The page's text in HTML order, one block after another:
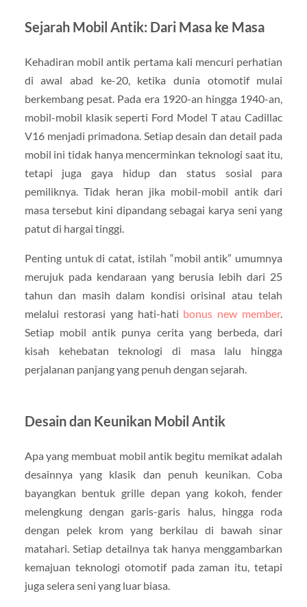
Sejarah Mobil Antik: Dari Masa ke Masa
Kehadiran mobil antik pertama kali mencuri perhatian
di awal abad ke-20, ketika dunia otomotif mulai
berkembang pesat. Pada era 1920-an hingga 1940-an,
mobil-mobil klasik seperti Ford Model T atau Cadillac
V16 menjadi primadona. Setiap desain dan detail pada
mobil ini tidak hanya mencerminkan teknologi saat itu,
tetapi juga gaya hidup dan status sosial para
pemiliknya. Tidak heran jika mobil-mobil antik dari
masa tersebut kini dipandang sebagai karya seni yang
patut di hargai tinggi.
Penting untuk di catat, istilah “mobil antik” umumnya
merujuk pada kendaraan yang berusia lebih dari 25
tahun dan masih dalam kondisi orisinal atau telah
melalui restorasi yang hati-hati bonus new member.
Setiap mobil antik punya cerita yang berbeda, dari
kisah kehebatan teknologi di masa lalu hingga
perjalanan panjang yang penuh dengan sejarah.
Desain dan Keunikan Mobil Antik
Apa yang membuat mobil antik begitu memikat adalah
desainnya yang klasik dan penuh keunikan. Coba
bayangkan bentuk grille depan yang kokoh, fender
melengkung dengan garis-garis halus, hingga roda
dengan pelek krom yang berkilau di bawah sinar
matahari. Setiap detailnya tak hanya menggambarkan
kemajuan teknologi otomotif pada zaman itu, tetapi
juga selera seni yang luar biasa.